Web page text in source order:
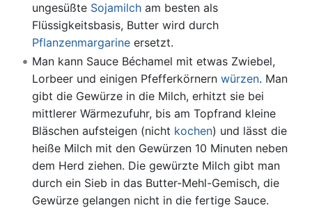
ungesüßte Sojamilcham besten als
Flüssigkeitsbasis, Butter wird durch
Pflanzenmargarineersetzt.
Man kann Sauce Béchamel mit etwas Zwiebel,
Lorbeer und einigen Pfefferkörnern würzen. Man
gibt die Gewürze in die Milch, erhitzt sie bei
mittlerer Wärmezufuhr, bis am Topfrand kleine
Bläschen aufsteigen (nicht kochen) und lässt die
heiße Milch mit den Gewürzen 10 Minuten neben
dem Herd ziehen. Die gewürzte Milch gibt man
durch ein Sieb in das Butter-Mehl-Gemisch, die
Gewürze gelangen nicht in die fertige Sauce.